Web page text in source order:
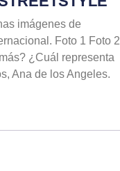
imágenes de
Foto 1 Foto 2
¿Cuál representa
Ana de los Angeles.